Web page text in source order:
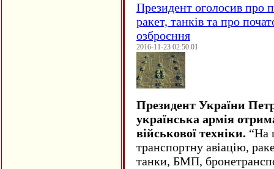
Президент оголосив про
ракет, танків та про
озброєння
2016-11-23 02:50:01
Президент України
українська армія
військової техніки. “На
транспортну авіацію,
танки, БМП,